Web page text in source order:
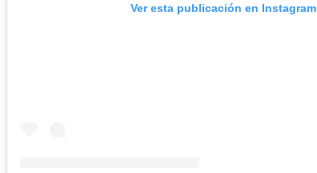
Ver esta publicación en Instagram